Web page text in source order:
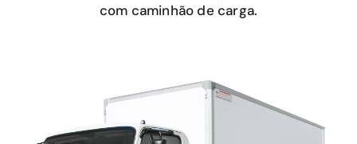
com caminhão de carga.